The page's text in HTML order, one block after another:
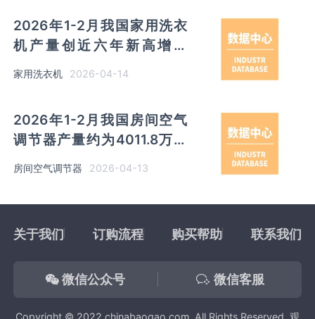
2026年1-2月我国家用洗衣
机产量创近六年新高增至
1857.9万吨 其中安徽、江苏
产量占比30.67%、28.93%
家用洗衣机 2026-04-14
2026年1-2月我国房间空气
调节器产量约为4011.8万台
同比增长0.7% 其中广东以超
千万台产量位居首位
房间空气调节器 2026-04-13
关于我们 订购流程 购买帮助 联系我们
微信公众号 微信客服